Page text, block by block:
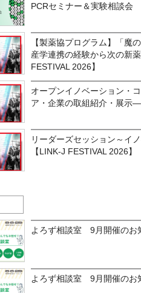
PCRセミナー＆実験相談会
【製薬協プログラム】「魔
産学連携の経験から次の新
FESTIVAL 2026】
オープンイノベーション・
ア・企業の取組紹介・展示―
リーダーズセッション～イ
【LINK-J FESTIVAL 2026】
よろず相談室 9月開催のお
よろず相談室 9月開催のお